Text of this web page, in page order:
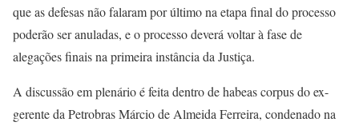
que as defesas não falaram por último na etapa final do processo
poderão ser anuladas, e o processo deverá voltar à fase de
alegações finais na primeira instância da Justiça.
A discussão em plenário é feita dentro de habeas corpus do ex-
gerente da Petrobras Márcio de Almeida Ferreira, condenado na